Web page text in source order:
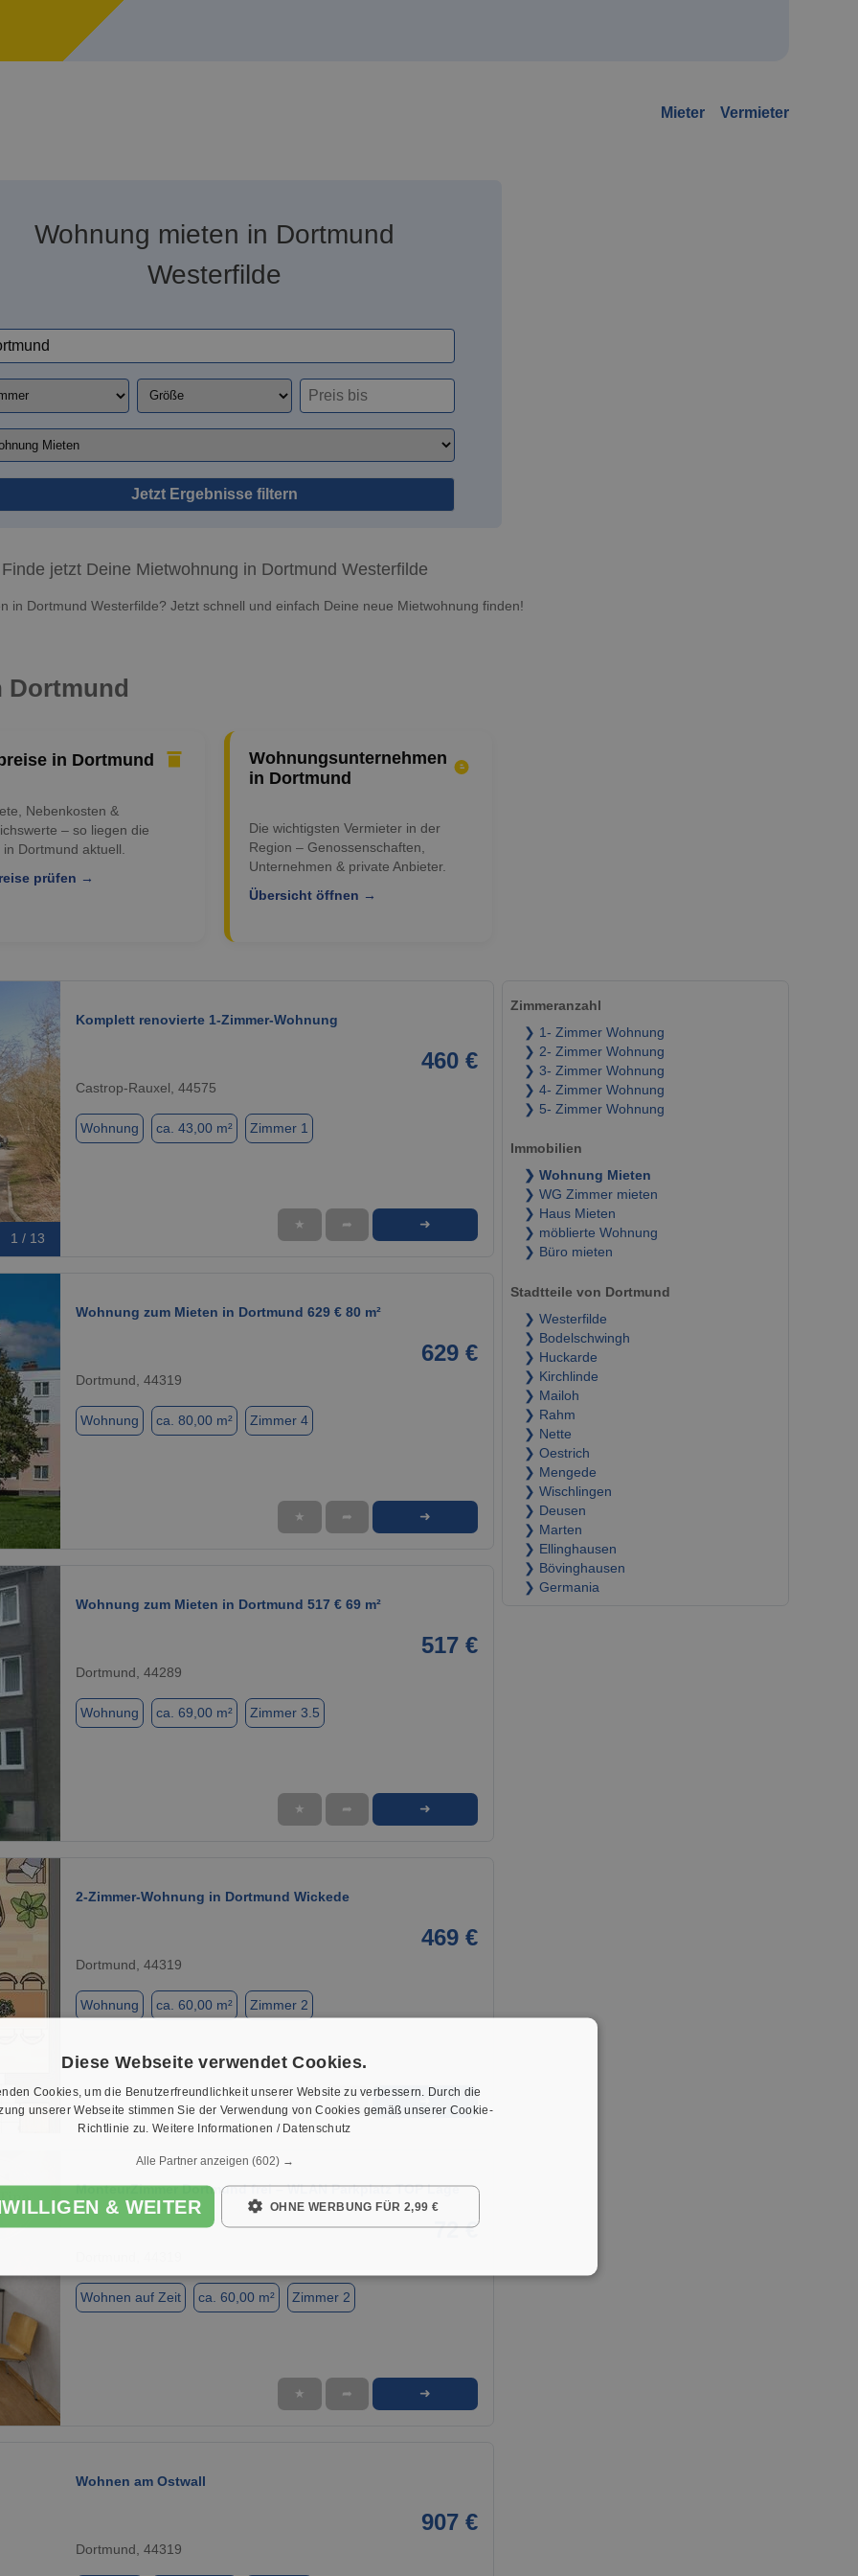
Mieter Vermieter
Wohnung mieten in Dortmund
Westerfilde
Jetzt Ergebnisse filtern
Finde jetzt Deine Mietwohnung in Dortmund Westerfilde
in Dortmund Westerfilde? Jetzt schnell und einfach Deine neue Mietwohnung finden!
Dortmund
in Dortmund
Nebenkosten &
– so liegen die
Dortmund aktuell.
prüfen →
Wohnungsunternehmen
in Dortmund
Die wichtigsten Vermieter in der
Region – Genossenschaften,
Unternehmen & private Anbieter.
Übersicht öffnen →
1 / 13
Komplett renovierte 1-Zimmer-Wohnung
460 €
Castrop-Rauxel, 44575
Wohnung ca. 43,00 m² Zimmer 1
★ ➦ ➜
Wohnung zum Mieten in Dortmund 629 € 80 m²
629 €
Dortmund, 44319
Wohnung ca. 80,00 m² Zimmer 4
★ ➦ ➜
Wohnung zum Mieten in Dortmund 517 € 69 m²
517 €
Dortmund, 44289
Wohnung ca. 69,00 m² Zimmer 3.5
★ ➦ ➜
1 / 7
2-Zimmer-Wohnung in Dortmund Wickede
469 €
Dortmund, 44319
Wohnung ca. 60,00 m² Zimmer 2
1 / 8
MonteurZimmer Dortmund frei – WLAN Parkplatz TOP Lage
72 €
Wohnen auf Zeit ca. 60,00 m² Zimmer 2
★ ➦ ➜
Wohnen am Ostwall
907 €
Dortmund, 44319
Zimmeranzahl
❯ 1- Zimmer Wohnung
❯ 2- Zimmer Wohnung
❯ 3- Zimmer Wohnung
❯ 4- Zimmer Wohnung
❯ 5- Zimmer Wohnung
Immobilien
❯ Wohnung Mieten
❯ WG Zimmer mieten
❯ Haus Mieten
❯ möblierte Wohnung
❯ Büro mieten
Stadtteile von Dortmund
❯ Westerfilde
❯ Bodelschwingh
❯ Huckarde
❯ Kirchlinde
❯ Mailoh
❯ Rahm
❯ Nette
❯ Oestrich
❯ Mengede
❯ Wischlingen
❯ Deusen
❯ Marten
❯ Ellinghausen
❯ Bövinghausen
❯ Germania
Diese Webseite verwendet Cookies.
Cookies, um die Benutzerfreundlichkeit unserer Website zu verbessern. Durch die
unserer Webseite stimmen Sie der Verwendung von Cookies gemäß unserer Cookie-
Richtlinie zu. Weitere Informationen / Datenschutz
Alle Partner anzeigen (602) →
& WEITER OHNE WERBUNG FÜR 2,99 €